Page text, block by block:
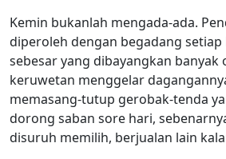
Kemin bukanlah mengada-ada.
diperoleh dengan begadang
sebesar yang dibayangkan banyak
keruwetan menggelar
memasang-tutup gerobak-tenda
dorong saban sore hari,
disuruh memilih, berjualan lain